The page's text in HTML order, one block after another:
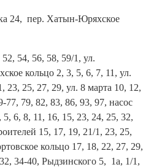
24, пер. Хатын-Юряхское
54, 56, 58, 59/1, ул.
кольцо 2, 3, 5, 6, 7, 11, ул.
23, 25, 27, 29, ул. 8 марта 10, 12,
79, 82, 83, 86, 93, 97, насос
6, 8, 11, 16, 15, 23, 24, 25, 32,
15, 17, 19, 21/1, 23, 25,
кольцо 17, 18, 22, 27, 29,
34-40, Рыдзинского 5, 1а, 1/1,